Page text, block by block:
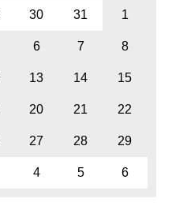
30 31 1
6 7 8
13 14 15
20 21 22
27 28 29
4 5 6